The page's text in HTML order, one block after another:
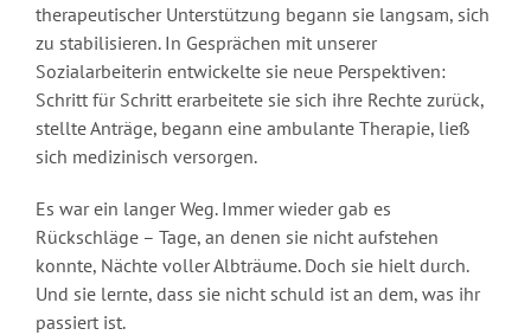
therapeutischer Unterstützung begann sie langsam, sich
zu stabilisieren. In Gesprächen mit unserer
Sozialarbeiterin entwickelte sie neue Perspektiven:
Schritt für Schritt erarbeitete sie sich ihre Rechte zurück,
stellte Anträge, begann eine ambulante Therapie, ließ
sich medizinisch versorgen.
Es war ein langer Weg. Immer wieder gab es
Rückschläge – Tage, an denen sie nicht aufstehen
konnte, Nächte voller Albträume. Doch sie hielt durch.
Und sie lernte, dass sie nicht schuld ist an dem, was ihr
passiert ist.